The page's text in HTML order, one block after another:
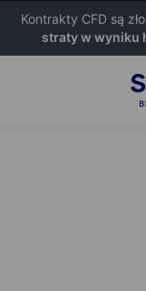
Kontrakty CFD są
straty w wyniku